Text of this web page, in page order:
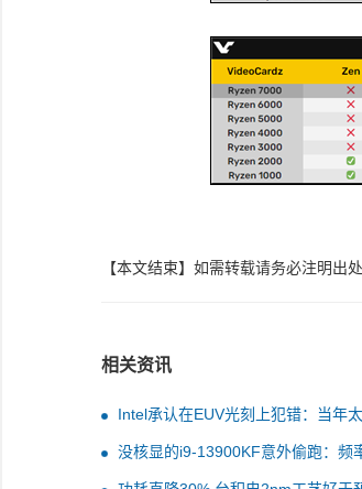
【本文结束】如需转载请务必注明出
相关资讯
Intel承认在EUV光刻上犯错：当年
没核显的i9-13900KF意外偷跑：频